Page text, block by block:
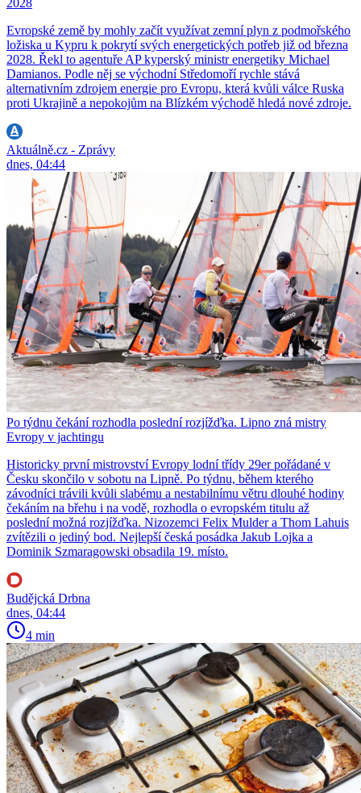
Evropské země by mohly začít využívat zemní plyn z podmořského
ložiska u Kypru k pokrytí svých energetických potřeb již od března
2028. Řekl to agentuře AP kyperský ministr energetiky Michael
Damianos. Podle něj se východní Středomoří rychle stává
alternativním zdrojem energie pro Evropu, která kvůli válce Ruska
proti Ukrajině a nepokojům na Blízkém východě hledá nové zdroje.
Aktuálně.cz - Zprávy
dnes, 04:44
Po týdnu čekání rozhodla poslední rozjížďka. Lipno zná mistry
Evropy v jachtingu
Historicky první mistrovství Evropy lodní třídy 29er pořádané v
Česku skončilo v sobotu na Lipně. Po týdnu, během kterého
závodníci trávili kvůli slabému a nestabilnímu větru dlouhé hodiny
čekáním na břehu i na vodě, rozhodla o evropském titulu až
poslední možná rozjížďka. Nizozemci Felix Mulder a Thom Lahuis
zvítězili o jediný bod. Nejlepší česká posádka Jakub Lojka a
Dominik Szmaragowski obsadila 19. místo.
Budějcká Drbna
dnes, 04:44
4 min